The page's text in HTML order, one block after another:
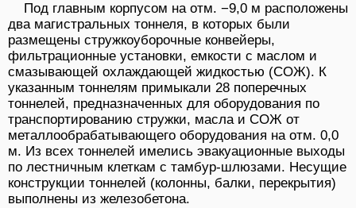
Под главным корпусом на отм. −9,0 м расположены
два магистральных тоннеля, в которых были
размещены стружкоуборочные конвейеры,
фильтрационные установки, емкости с маслом и
смазывающей охлаждающей жидкостью (СОЖ). К
указанным тоннелям примыкали 28 поперечных
тоннелей, предназначенных для оборудования по
транспортированию стружки, масла и СОЖ от
металлообрабатывающего оборудования на отм. 0,0
м. Из всех тоннелей имелись эвакуационные выходы
по лестничным клеткам с тамбур-шлюзами. Несущие
конструкции тоннелей (колонны, балки, перекрытия)
выполнены из железобетона.